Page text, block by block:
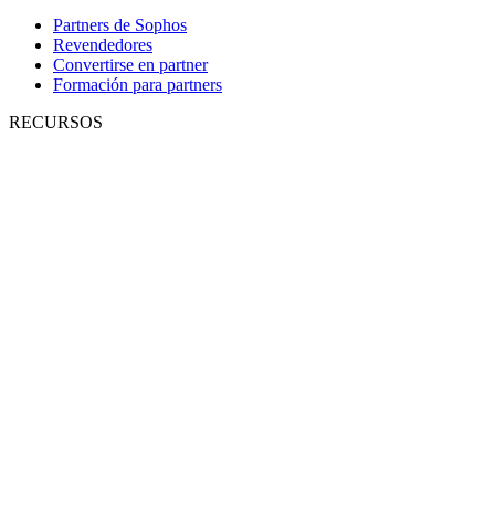
Partners de Sophos
Revendedores
Convertirse en partner
Formación para partners
RECURSOS